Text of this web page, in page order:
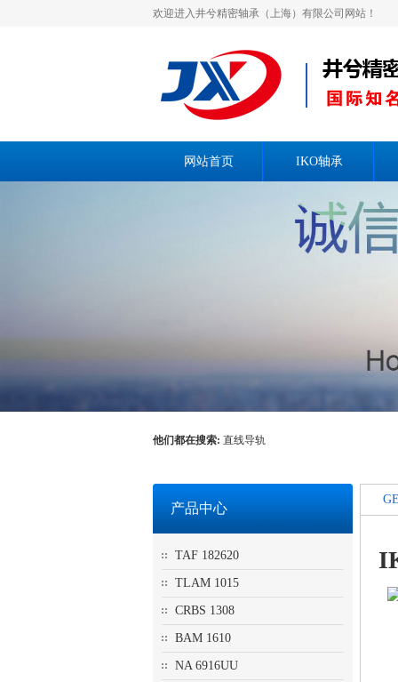
欢迎进入井兮精密轴承（上海）有限公司网站！
网站首页 IKO轴承
他们都在搜索: 直线导轨
产品中心
TAF 182620
TLAM 1015
CRBS 1308
BAM 1610
NA 6916UU